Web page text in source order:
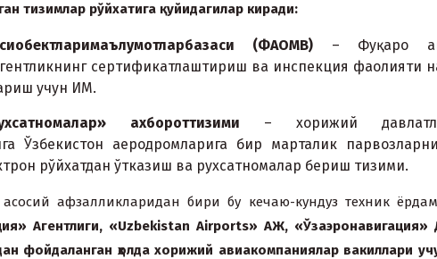
тизимлар рўйxатига қуйидагилар киради:
обектларимаълумотларбазаси (ФАОМВ) – Фуқаро
сертификатлаштириш ва инспекция фаолияти
учун ИМ.
xсатномалар» аxбороттизими – xорижий
Ўзбекистон аеродромларига бир марталик
рўйxатдан ўтказиш ва руxсатномалар бериш тизими.
афзалликларидан бири бу кечаю-кундуз теxник ёрдам
» Агентлиги, «Uzbekistan Airports» АЖ, «Ўзаэронавигация»
фойдаланган ҳолда xорижий авиакомпаниялар вакиллари